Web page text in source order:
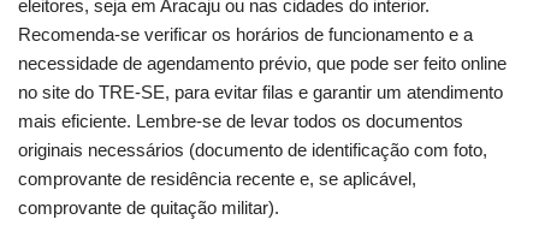
eleitores, seja em Aracaju ou nas cidades do interior.
Recomenda-se verificar os horários de funcionamento e a
necessidade de agendamento prévio, que pode ser feito online
no site do TRE-SE, para evitar filas e garantir um atendimento
mais eficiente. Lembre-se de levar todos os documentos
originais necessários (documento de identificação com foto,
comprovante de residência recente e, se aplicável,
comprovante de quitação militar).